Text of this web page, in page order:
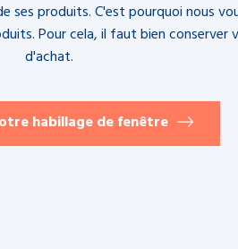
ses produits. C'est pourquoi nous
Pour cela, il faut bien conserver
d'achat.
habillage de fenêtre